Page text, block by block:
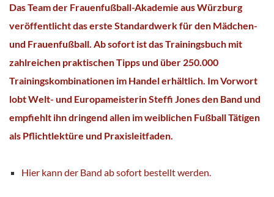
Das Team der Frauenfußball-Akademie aus Würzburg
veröffentlicht das erste Standardwerk für den Mädchen-
und Frauenfußball. Ab sofort ist das Trainingsbuch mit
zahlreichen praktischen Tipps und über 250.000
Trainingskombinationen im Handel erhältlich. Im Vorwort
lobt Welt- und Europameisterin Steffi Jones den Band und
empfiehlt ihn dringend allen im weiblichen Fußball Tätigen
als Pflichtlektüre und Praxisleitfaden.
Hier kann der Band ab sofort bestellt werden.